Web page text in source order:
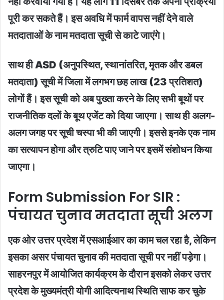
पूरी कर सकते हैं। इस अवधि में फार्म वापस नहीं देने वाले
मतदाताओं के नाम मतदाता सूची से काटे जाएंगे।
साथ ही ASD (अनुपस्थित, स्थानांतरित, मृतक और डबल
मतदाता) सूची में जिला में लगभग छह लाख (23 प्रतिशत)
लोगों हैं। इस सूची को अब पुख्ता करने के लिए सभी बूथों पर
राजनीतिक दलों के बूथ एजेंट को दिया जाएगा। साथ ही अलग-
अलग जगह पर सूची चस्पा भी की जाएगी। इससे इनके एक नाम
का सत्यापन होगा और त्रुटि पाए जाने पर इसमें संशोधन किया
जाएगा।
Form Submission For SIR :
पंचायत चुनाव मतदाता सूची अलग
एक ओर उत्तर प्रदेश में एसआईआर का काम चल रहा है, लेकिन
इसका असर पंचायत चुनाव की मतदाता सूची पर नहीं पड़ेगा।
साहरनपुर में आयोजित कार्यक्रम के दौरान इसको लेकर उत्तर
प्रदेश के मुख्यमंत्री योगी आदित्यनाथ स्थिति साफ कर चुके